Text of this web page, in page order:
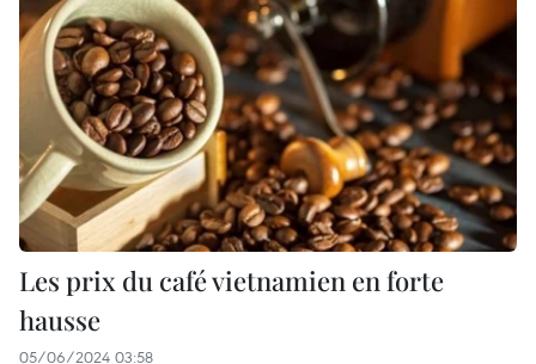
Les prix du café vietnamien en forte
hausse
05/06/2024 03:58